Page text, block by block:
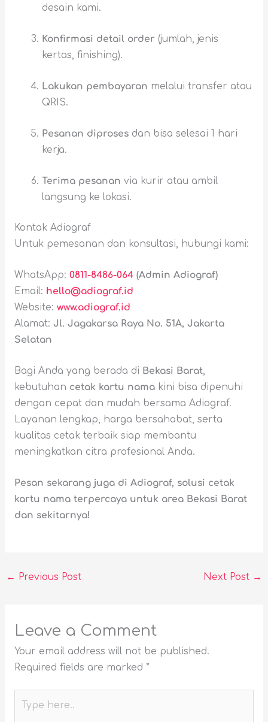
desain kami.
Konfirmasi detail order (jumlah, jenis
kertas, finishing).
Lakukan pembayaran melalui transfer atau
QRIS.
Pesanan diproses dan bisa selesai 1 hari
kerja.
Terima pesanan via kurir atau ambil
langsung ke lokasi.
Kontak Adiograf
Untuk pemesanan dan konsultasi, hubungi kami:
WhatsApp: 0811-8486-064(Admin Adiograf)
Email: hello@adiograf.id
Website: www.adiograf.id
Alamat: Jl. Jagakarsa Raya No. 51A, Jakarta
Selatan
Bagi Anda yang berada di Bekasi Barat,
kebutuhan cetak kartu namakini bisa dipenuhi
dengan cepat dan mudah bersama Adiograf.
Layanan lengkap, harga bersahabat, serta
kualitas cetak terbaik siap membantu
meningkatkan citra profesional Anda.
Pesan sekarang juga di Adiograf, solusi cetak
kartu nama terpercaya untuk area Bekasi Barat
dan sekitarnya!
← Previous Post Next Post →
Leave a Comment
Your email address will not be published.
Required fields are marked *
here..